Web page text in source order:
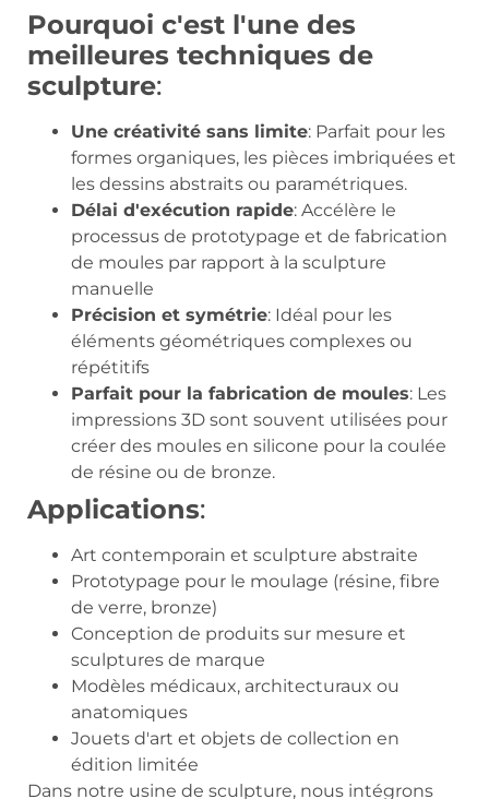
Pourquoi c'est l'une des
meilleures techniques de
sculpture:
Une créativité sans limite: Parfait pour les
formes organiques, les pièces imbriquées et
les dessins abstraits ou paramétriques.
Délai d'exécution rapide: Accélère le
processus de prototypage et de fabrication
de moules par rapport à la sculpture
manuelle
Précision et symétrie: Idéal pour les
éléments géométriques complexes ou
répétitifs
Parfait pour la fabrication de moules: Les
impressions 3D sont souvent utilisées pour
créer des moules en silicone pour la coulée
de résine ou de bronze.
Applications:
Art contemporain et sculpture abstraite
Prototypage pour le moulage (résine, fibre
de verre, bronze)
Conception de produits sur mesure et
sculptures de marque
Modèles médicaux, architecturaux ou
anatomiques
Jouets d'art et objets de collection en
édition limitée
Dans notre usine de sculpture, nous intégrons